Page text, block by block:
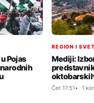
Pojas
REGION I SVET
Mediji:
Čet 17:51 1